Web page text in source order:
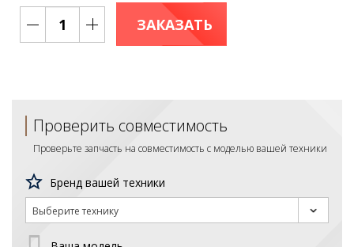
ЗАКАЗАТЬ
Проверить совместимость
Проверьте запчасть на совместимость с моделью вашей техники
Бренд вашей техники
Выберите технику